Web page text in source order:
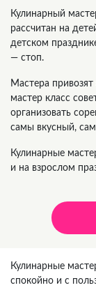
Кулинарный
рассчитан на
детском
— стоп.
Мастера
мастер класс
организовать
самы вкусный,
Кулинарные
и на взрослом
Кулинарные
спокойно и с